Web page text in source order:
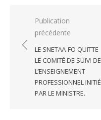
Navigation
l’article
Publication
précédente
LE SNETAA-FO QUITTE
LE COMITÉ DE SUIVI DE
L’ENSEIGNEMENT
PROFESSIONNEL INITIÉ
PAR LE MINISTRE.